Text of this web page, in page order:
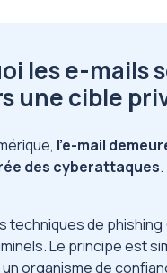
les e-mails
une cible
l’e-mail
des cyberattaques.
techniques de
Le principe est
organisme de